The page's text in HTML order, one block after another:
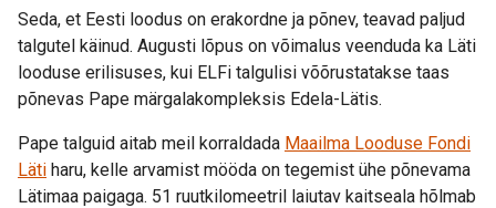
Seda, et Eesti loodus on erakordne ja põnev, teavad paljud
talgutel käinud. Augusti lõpus on võimalus veenduda ka Läti
looduse erilisuses, kui ELFi talgulisi võõrustatakse taas
põnevas Pape märgalakompleksis Edela-Lätis.
Pape talguid aitab meil korraldada Maailma Looduse Fondi
Läti haru, kelle arvamist mööda on tegemist ühe põnevama
Lätimaa paigaga. 51 ruutkilomeetril laiutav kaitseala hõlmab